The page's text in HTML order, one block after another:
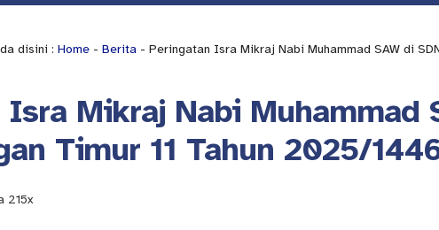
disini : Home- Berita- Peringatan Isra Mikraj Nabi Muhammad SAW di
Mikraj Nabi Muhammad
Timur 11 Tahun 2025/
215x